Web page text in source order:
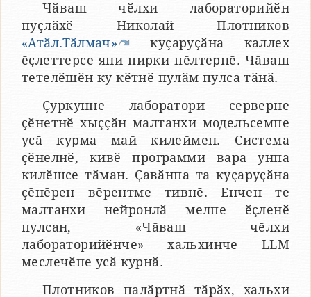
Чӑваш чӗлхи лабораторийӗн
пуҫлӑхӗ Николай Плотников
«Атӑл.Тӑлмач»
куҫаруҫӑна каллех
ӗҫлеттерсе яни пирки пӗлтернӗ. Чӑваш
тетелӗшӗн ку кӗтнӗ пулӑм пулса тӑнӑ.
Ҫуркунне лаборатори серверне
ҫӗнетнӗ хыҫҫӑн малтанхи модельсемпе
усӑ курма май килеймен. Система
ҫӗнелнӗ, кивӗ программи вара унпа
килӗшсе тӑман. Ҫавӑнпа та куҫаруҫӑна
ҫӗнӗрен вӗрентме тивнӗ. Енчен те
малтанхи нейронлӑ мелпе ӗҫленӗ
пулсан, «Чӑваш чӗлхи
лабораторийӗнче» хальхинче LLM
меслечӗпе усӑ курнӑ.
Плотников палӑртнӑ тӑрӑх, хальхи